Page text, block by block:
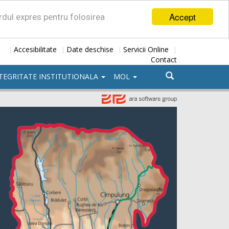
Accept
expres pentru folosirea
| Accesibilitate | Date deschise | Servicii Online |
Contact
INSTITUTIONALA MOL